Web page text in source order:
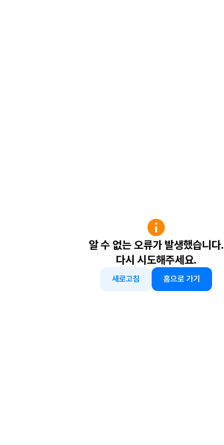
알 수 없는 오류가 발생했습니다.
다시 시도해주세요.
새로고침 홈으로 가기